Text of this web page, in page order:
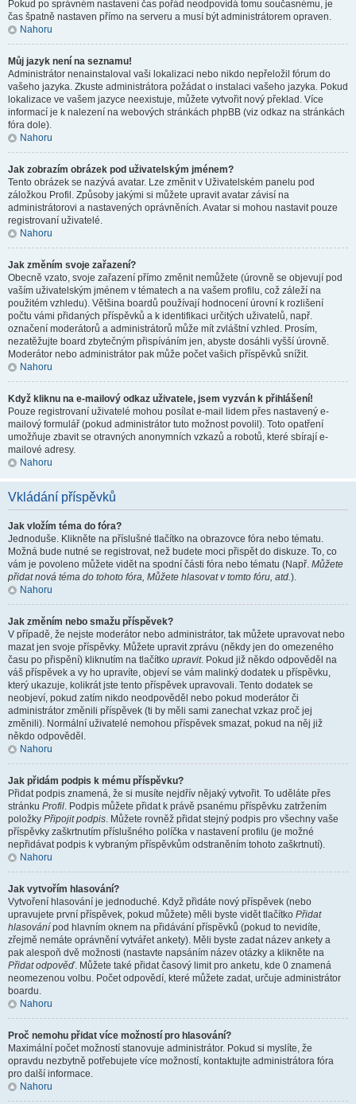
Pokud po správném nastavení čas pořád neodpovídá tomu současnému, je
čas špatně nastaven přímo na serveru a musí být administrátorem opraven.
Nahoru
Můj jazyk není na seznamu!
Administrátor nenainstaloval vaši lokalizaci nebo nikdo nepřeložil fórum do
vašeho jazyka. Zkuste administrátora požádat o instalaci vašeho jazyka. Pokud
lokalizace ve vašem jazyce neexistuje, můžete vytvořit nový překlad. Více
informací je k nalezení na webových stránkách phpBB (viz odkaz na stránkách
fóra dole).
Nahoru
Jak zobrazím obrázek pod uživatelským jménem?
Tento obrázek se nazývá avatar. Lze změnit v Uživatelském panelu pod
záložkou Profil. Způsoby jakými si můžete upravit avatar závisí na
administrátorovi a nastavených oprávněních. Avatar si mohou nastavit pouze
registrovaní uživatelé.
Nahoru
Jak změním svoje zařazení?
Obecně vzato, svoje zařazení přímo změnit nemůžete (úrovně se objevují pod
vaším uživatelským jménem v tématech a na vašem profilu, což záleží na
použitém vzhledu). Většina boardů používají hodnocení úrovní k rozlišení
počtu vámi přidaných příspěvků a k identifikaci určitých uživatelů, např.
označení moderátorů a administrátorů může mít zvláštní vzhled. Prosím,
nezatěžujte board zbytečným přispíváním jen, abyste dosáhli vyšší úrovně.
Moderátor nebo administrátor pak může počet vašich příspěvků snížit.
Nahoru
Když kliknu na e-mailový odkaz uživatele, jsem vyzván k přihlášení!
Pouze registrovaní uživatelé mohou posílat e-mail lidem přes nastavený e-
mailový formulář (pokud administrátor tuto možnost povolil). Toto opatření
umožňuje zbavit se otravných anonymních vzkazů a robotů, které sbírají e-
mailové adresy.
Nahoru
Vkládání příspěvků
Jak vložím téma do fóra?
Jednoduše. Klikněte na příslušné tlačítko na obrazovce fóra nebo tématu.
Možná bude nutné se registrovat, než budete moci přispět do diskuze. To, co
vám je povoleno můžete vidět na spodní části fóra nebo tématu (Např. Můžete
přidat nová téma do tohoto fóra, Můžete hlasovat v tomto fóru, atd.).
Nahoru
Jak změním nebo smažu příspěvek?
V případě, že nejste moderátor nebo administrátor, tak můžete upravovat nebo
mazat jen svoje příspěvky. Můžete upravit zprávu (někdy jen do omezeného
času po přispění) kliknutím na tlačítko upravit. Pokud již někdo odpověděl na
váš příspěvek a vy ho upravíte, objeví se vám malinký dodatek u příspěvku,
který ukazuje, kolikrát jste tento příspěvek upravovali. Tento dodatek se
neobjeví, pokud zatím nikdo neodpověděl nebo pokud moderátor či
administrátor změnili příspěvek (ti by měli sami zanechat vzkaz proč jej
změnili). Normální uživatelé nemohou příspěvek smazat, pokud na něj již
někdo odpověděl.
Nahoru
Jak přidám podpis k mému příspěvku?
Přidat podpis znamená, že si musíte nejdřív nějaký vytvořit. To uděláte přes
stránku Profil. Podpis můžete přidat k právě psanému příspěvku zatržením
položky Připojit podpis. Můžete rovněž přidat stejný podpis pro všechny vaše
příspěvky zaškrtnutím příslušného políčka v nastavení profilu (je možné
nepřidávat podpis k vybraným příspěvkům odstraněním tohoto zaškrtnutí).
Nahoru
Jak vytvořím hlasování?
Vytvoření hlasování je jednoduché. Když přidáte nový příspěvek (nebo
upravujete první příspěvek, pokud můžete) měli byste vidět tlačítko Přidat
hlasování pod hlavním oknem na přidávání příspěvků (pokud to nevidíte,
zřejmě nemáte oprávnění vytvářet ankety). Měli byste zadat název ankety a
pak alespoň dvě možnosti (nastavte napsáním název otázky a klikněte na
Přidat odpověď. Můžete také přidat časový limit pro anketu, kde 0 znamená
neomezenou volbu. Počet odpovědí, které můžete zadat, určuje administrátor
boardu.
Nahoru
Proč nemohu přidat více možností pro hlasování?
Maximální počet možností stanovuje administrátor. Pokud si myslíte, že
opravdu nezbytně potřebujete více možností, kontaktujte administrátora fóra
pro další informace.
Nahoru